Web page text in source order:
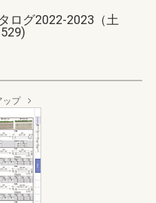
ログ2022-2023（土
ップ